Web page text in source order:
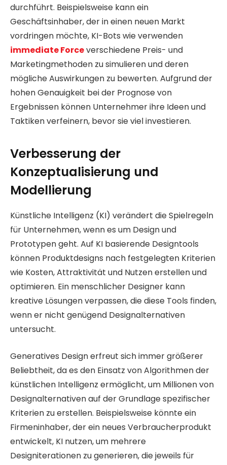
durchführt. Beispielsweise kann ein
Geschäftsinhaber, der in einen neuen Markt
vordringen möchte, KI-Bots wie verwenden
immediate Forceverschiedene Preis- und
Marketingmethoden zu simulieren und deren
mögliche Auswirkungen zu bewerten. Aufgrund der
hohen Genauigkeit bei der Prognose von
Ergebnissen können Unternehmer ihre Ideen und
Taktiken verfeinern, bevor sie viel investieren.
Verbesserung der
Konzeptualisierung und
Modellierung
Künstliche Intelligenz (KI) verändert die Spielregeln
für Unternehmen, wenn es um Design und
Prototypen geht. Auf KI basierende Designtools
können Produktdesigns nach festgelegten Kriterien
wie Kosten, Attraktivität und Nutzen erstellen und
optimieren. Ein menschlicher Designer kann
kreative Lösungen verpassen, die diese Tools finden,
wenn er nicht genügend Designalternativen
untersucht.
Generatives Design erfreut sich immer größerer
Beliebtheit, da es den Einsatz von Algorithmen der
künstlichen Intelligenz ermöglicht, um Millionen von
Designalternativen auf der Grundlage spezifischer
Kriterien zu erstellen. Beispielsweise könnte ein
Firmeninhaber, der ein neues Verbraucherprodukt
entwickelt, KI nutzen, um mehrere
Designiterationen zu generieren, die jeweils für